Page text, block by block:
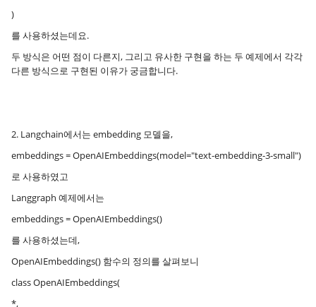
)
를 사용하셨는데요.
두 방식은 어떤 점이 다른지, 그리고 유사한 구현을 하는 두 예제에서 각각
다른 방식으로 구현된 이유가 궁금합니다.
2. Langchain에서는 embedding 모델을,
embeddings = OpenAIEmbeddings(model="text-embedding-3-small")
로 사용하였고
Langgraph 예제에서는
embeddings = OpenAIEmbeddings()
를 사용하셨는데,
OpenAIEmbeddings() 함수의 정의를 살펴보니
class OpenAIEmbeddings(
*,